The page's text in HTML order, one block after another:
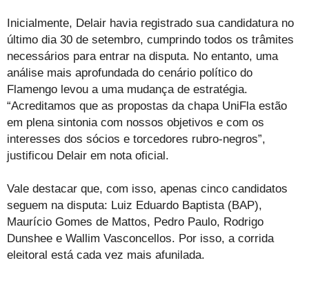
Inicialmente, Delair havia registrado sua candidatura no
último dia 30 de setembro, cumprindo todos os trâmites
necessários para entrar na disputa. No entanto, uma
análise mais aprofundada do cenário político do
Flamengo levou a uma mudança de estratégia.
“Acreditamos que as propostas da chapa UniFla estão
em plena sintonia com nossos objetivos e com os
interesses dos sócios e torcedores rubro-negros”,
justificou Delair em nota oficial.
Vale destacar que, com isso, apenas cinco candidatos
seguem na disputa: Luiz Eduardo Baptista (BAP),
Maurício Gomes de Mattos, Pedro Paulo, Rodrigo
Dunshee e Wallim Vasconcellos. Por isso, a corrida
eleitoral está cada vez mais afunilada.